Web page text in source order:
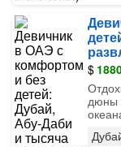
$
дюны